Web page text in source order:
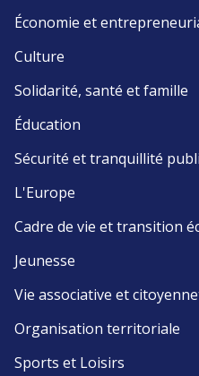
Économie et
Culture
Solidarité, santé et famille
Éducation
Sécurité et tranquillité
L'Europe
Cadre de vie et transition
Jeunesse
Vie associative et
Organisation territoriale
Sports et Loisirs